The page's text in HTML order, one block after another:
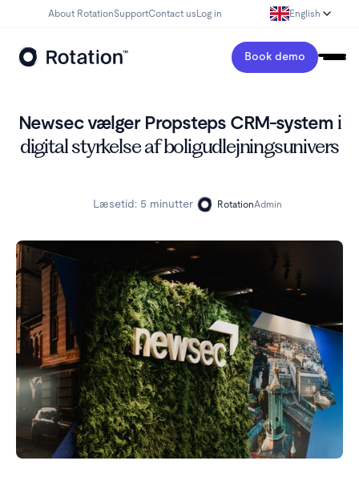
About RotationSupportContact us Log in English
Book demo
Newsec vælger Propsteps CRM-systemi
digital styrkelse af boligudlejningsunivers
Læsetid: 5 minutter RotationAdmin